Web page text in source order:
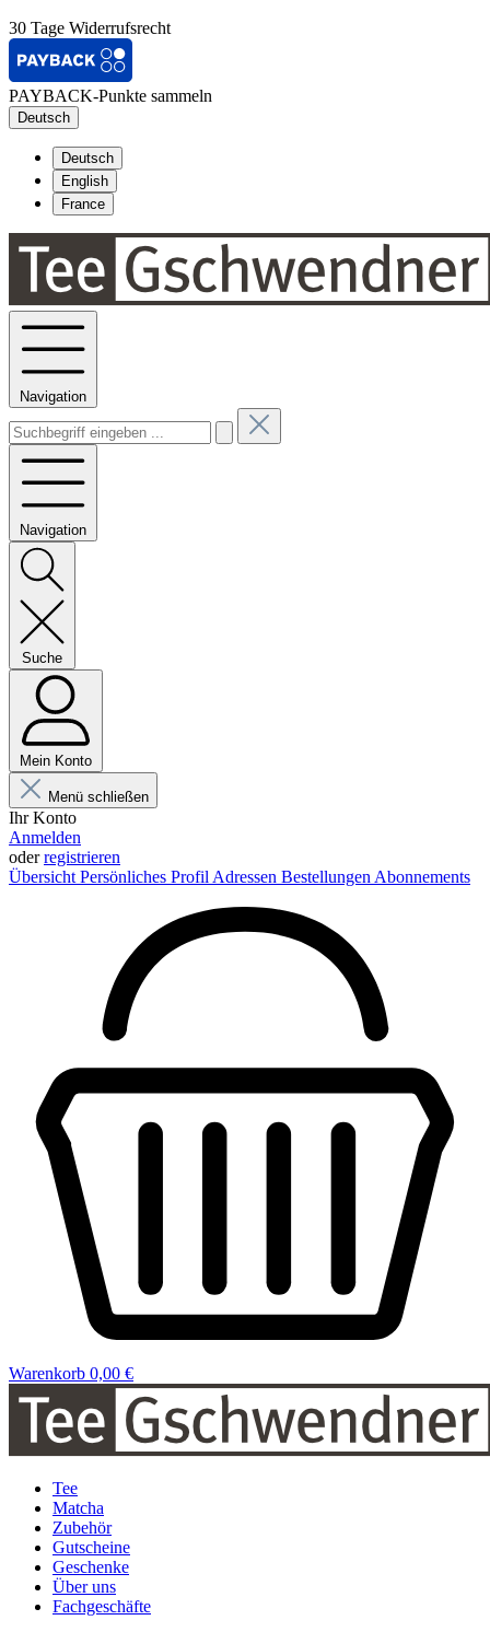
30 Tage Widerrufsrecht
PAYBACK-Punkte sammeln
Deutsch
Deutsch
English
France
Navigation
Navigation
Suche
Mein Konto
Menü schließen
Ihr Konto
Anmelden
oderregistrieren
Übersicht Persönliches Profil Adressen Bestellungen Abonnements
Warenkorb 0,00 €
Tee
Matcha
Zubehör
Gutscheine
Geschenke
Über uns
Fachgeschäfte